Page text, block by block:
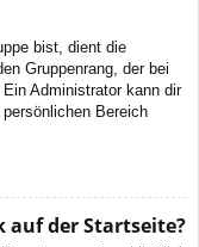
bist, dient die
Gruppenrang, der bei
Administrator kann dir
Bereich
auf der Startseite?